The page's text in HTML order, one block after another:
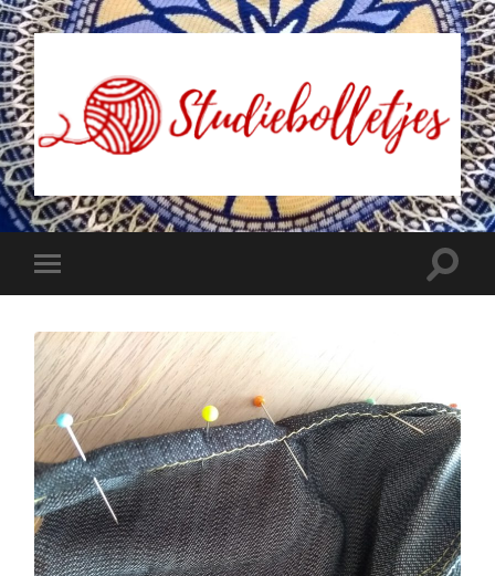
Studiebolletjes
Toggle
mobiel
Toggle